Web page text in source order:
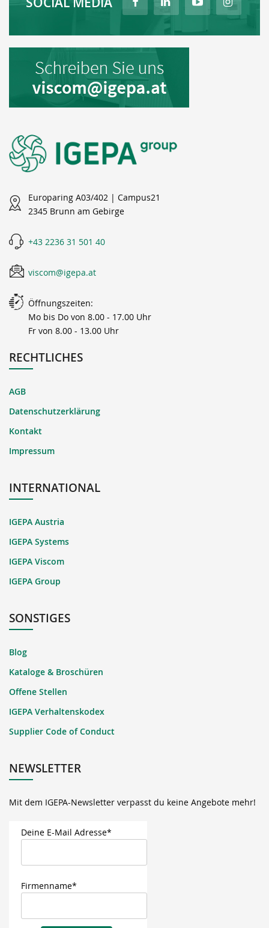
Europaring A03/402 | Campus21
2345 Brunn am Gebirge
+43 2236 31 501 40
viscom@igepa.at
Öffnungszeiten:
Mo bis Do von 8.00 - 17.00 Uhr
Fr von 8.00 - 13.00 Uhr
RECHTLICHES
AGB
Datenschutzerklärung
Kontakt
Impressum
INTERNATIONAL
IGEPA Austria
IGEPA Systems
IGEPA Viscom
IGEPA Group
SONSTIGES
Blog
Kataloge & Broschüren
Offene Stellen
IGEPA Verhaltenskodex
Supplier Code of Conduct
NEWSLETTER
Mit dem IGEPA-Newsletter verpasst du keine Angebote mehr!
Deine E-Mail Adresse*
Firmenname*